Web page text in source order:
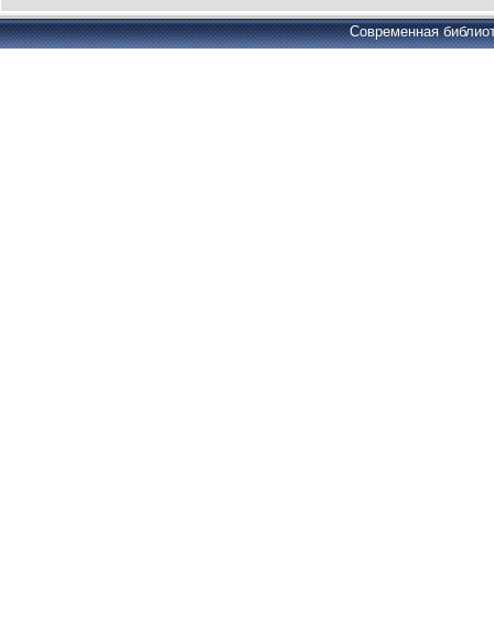
Современная